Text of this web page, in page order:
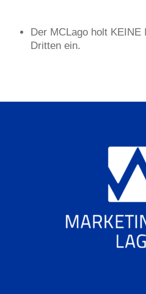
Der MCLago holt
Dritten ein.